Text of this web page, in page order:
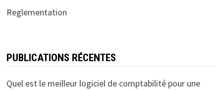
Reglementation
PUBLICATIONS RÉCENTES
Quel est le meilleur logiciel de comptabilité pour une